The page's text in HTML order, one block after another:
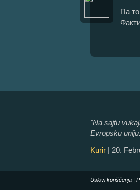
Па то
"Na sajtu
Evropsku
Kurir | 20.
Uslovi korišćenja |